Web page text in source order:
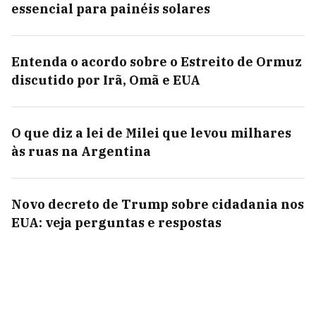
essencial para painéis solares
Entenda o acordo sobre o Estreito de Ormuz
discutido por Irã, Omã e EUA
O que diz a lei de Milei que levou milhares
às ruas na Argentina
Novo decreto de Trump sobre cidadania nos
EUA: veja perguntas e respostas